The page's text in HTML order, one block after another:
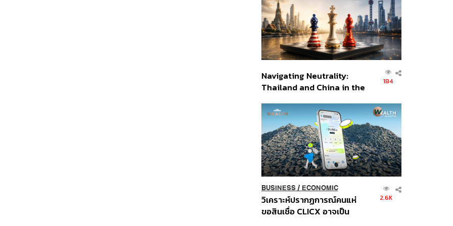
อินโดนีเซีย
Navigating Neutrality:
Thailand and China in the
Order
184
BUSINESS/ ECONOMIC
วิเคราะห์ปรากฏการณ์คนแห่
ขอสินเชื่อ CLICX อาจเป็น
2.6K